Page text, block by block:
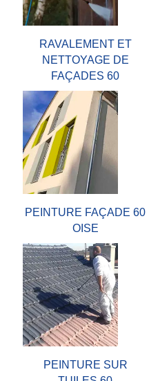
RAVALEMENT ET
NETTOYAGE DE
FAÇADES 60
PEINTURE FAÇADE 60
OISE
PEINTURE SUR